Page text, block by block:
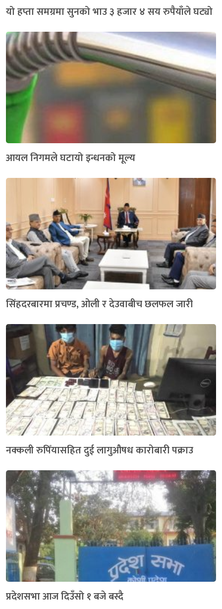
यो हप्ता समग्रमा सुनको भाउ ३ हजार ४ सय रुपैयाँले घट्यो
आयल निगमले घटायो इन्धनको मूल्य
सिंहदरबारमा प्रचण्ड, ओली र देउवाबीच छलफल जारी
नक्कली रुपिँयासहित दुई लागुऔषध कारोबारी पक्राउ
प्रदेशसभा आज दिउँसो १ बजे बस्दै